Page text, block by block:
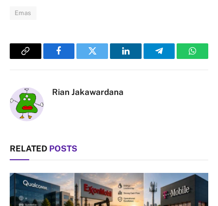
Emas
Copy
FacebookTwitter LinkedInTelegram
Rian Jakawardana
RELATED POSTS